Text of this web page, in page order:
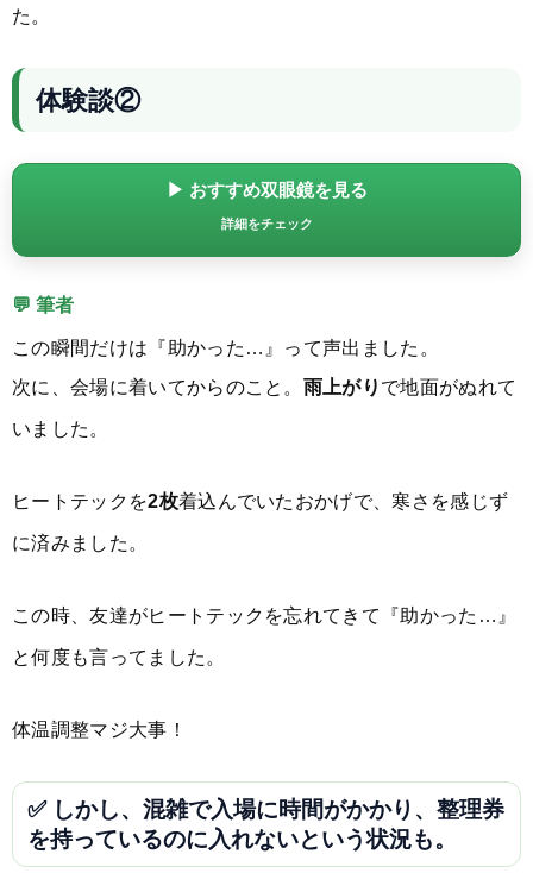
た。
体験談②
▶ おすすめ双眼鏡を見る
詳細をチェック
💬 筆者
この瞬間だけは『助かった…』って声出ました。
次に、会場に着いてからのこと。 雨上がり で地面がぬれて
いました。
ヒートテックを2枚着込んでいたおかげで、寒さを感じず
に済みました。
この時、友達がヒートテックを忘れてきて『助かった…』
と何度も言ってました。
体温調整マジ大事！
✅ しかし、混雑で入場に時間がかかり、整理券
を持っているのに入れないという状況も。